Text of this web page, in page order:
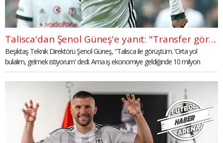
Talisca'dan Şenol Güneş'e yanıt: "Transfer görüşmesi yapmadım"
Beşiktaş Teknik Direktörü Şenol Güneş, "Talisca ile görüştüm. 'Orta yol
bulalım, gelmek istiyorum' dedi. Ama iş ekonomiye geldiğinde 10 milyon
euro'dan aşağı değil kendisi." diye konuştu. Talisca'dan Şenol Güneş'e yanıt
geldi.